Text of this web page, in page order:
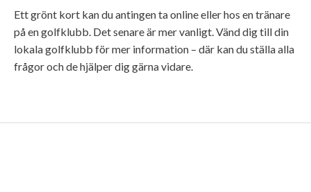
Ett grönt kort kan du antingen ta online eller hos en tränare
på en golfklubb. Det senare är mer vanligt. Vänd dig till din
lokala golfklubb för mer information – där kan du ställa alla
frågor och de hjälper dig gärna vidare.